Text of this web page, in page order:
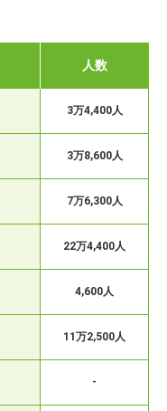
人数
3万4,400人
3万8,600人
7万6,300人
22万4,400人
4,600人
11万2,500人
-